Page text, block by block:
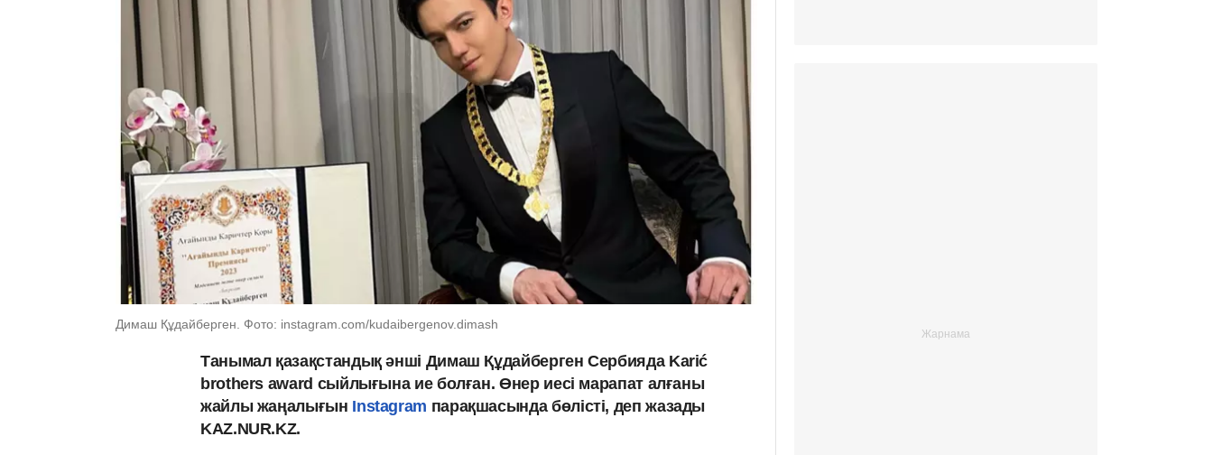
Димаш Құдайберген. Фото: instagram.com/kudaibergenov.dimash
Танымал қазақстандық әнші Димаш Құдайберген Сербияда Karić
brothers award сыйлығына ие болған. Өнер иесі марапат алғаны
жайлы жаңалығын Instagram парақшасында бөлісті, деп жазады
KAZ.NUR.KZ.